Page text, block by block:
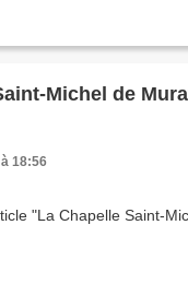
Michel de
18:56